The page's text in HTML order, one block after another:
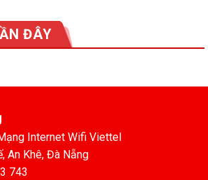
ĐÂY
Internet Wifi Viettel
An Khê, Đà Nẵng
743